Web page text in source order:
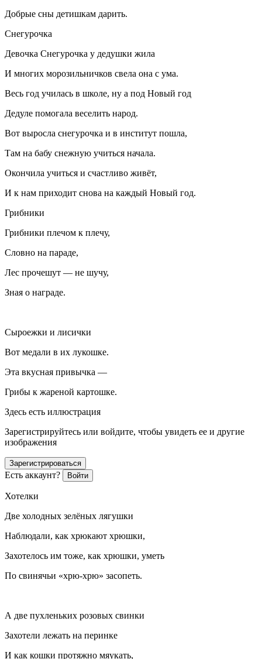
Добрые сны детишкам дарить.
Снегурочка
Девочка Снегурочка у дедушки жила
И многих морозильничков свела она с ума.
Весь год училась в школе, ну а под Новый год
Дедуле помогала веселить народ.
Вот выросла снегурочка и в институт пошла,
Там на бабу снежную учиться начала.
Окончила учиться и счастливо живёт,
И к нам приходит снова на каждый Новый год.
Грибники
Грибники плечом к плечу,
Словно на параде,
Лес прочешут — не шучу,
Зная о награде.
Сыроежки и лисички
Вот медали в их лукошке.
Эта вкусная привычка —
Грибы к жареной картошке.
Здесь есть иллюстрация
Зарегистрируйтесь или войдите, чтобы увидеть ее и другие
изображения
Зарегистрироваться
Есть аккаунт? Войти
Хотелки
Две холодных зелёных лягушки
Наблюдали, как хрюкают хрюшки,
Захотелось им тоже, как хрюшки, уметь
По свинячьи «хрю-хрю» засопеть.
А две пухленьких розовых свинки
Захотели лежать на перинке
И как кошки протяжно мяукать,